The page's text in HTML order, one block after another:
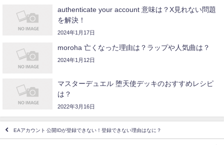
authenticate your account 意味は？X見れない問題
を解決！
2024年1月17日
moroha 亡くなった理由は？ラップや人気曲は？
2024年1月12日
マスターデュエル 堕天使デッキのおすすめレシピ
は？
2022年3月16日
EAアカウント 公開IDが登録できない！登録できない理由はなに？